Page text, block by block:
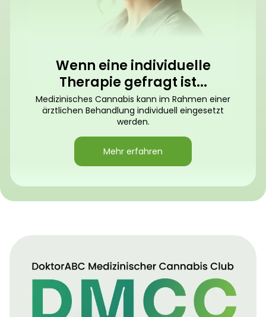
Wenn eine individuelle
Therapie gefragt ist...
Medizinisches Cannabis kann im Rahmen einer
ärztlichen Behandlung individuell eingesetzt
werden.
Mehr erfahren